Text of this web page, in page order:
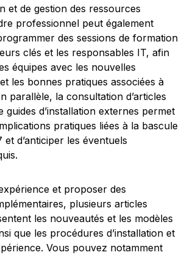
et de gestion des ressources
professionnel peut également
des sessions de formation
clés et les responsables IT, afin
équipes avec les nouvelles
les bonnes pratiques associées à
parallèle, la consultation d’articles
guides d’installation externes permet
pratiques liées à la bascule
d’anticiper les éventuels
et proposer des
plusieurs articles
les nouveautés et les modèles
que les procédures d’installation et
Vous pouvez notamment